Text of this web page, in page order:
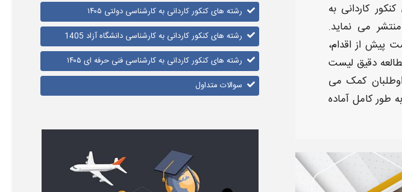
کاردانی به
می‌ نماید.
پیش از اقدام،
دقیقلیست
کمک می‌
طور کامل آماده
رشته های کنکور کاردانی به کارشناسی دولتی ۱۴۰۵
رشته های کنکور کاردانی به کارشناسی دانشگاه آزاد 1405
رشته های کنکور کاردانی به کارشناسی فنی حرفه ای ۱۴۰۵
سوالات متداول